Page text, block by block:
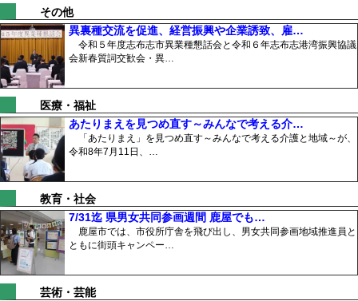
その他
異裏種交流を促進、経営振興や企業誘致、雇…
令和５年度志布志市異業種懇話会と令和６年志布志港湾振興協議
会新春質詞交歓会・異…
医療・福祉
あたりまえを見つめ直す～みんなで考える介…
「あたりまえ」を見つめ直す～みんなで考える介護と地域～が、
令和8年7月11日、…
教育・社会
7/31迄 県男女共同参画週間 鹿屋でも…
鹿屋市では、市役所庁舎を飛び出し、男女共同参画地域推進員と
ともに街頭キャンペー…
芸術・芸能